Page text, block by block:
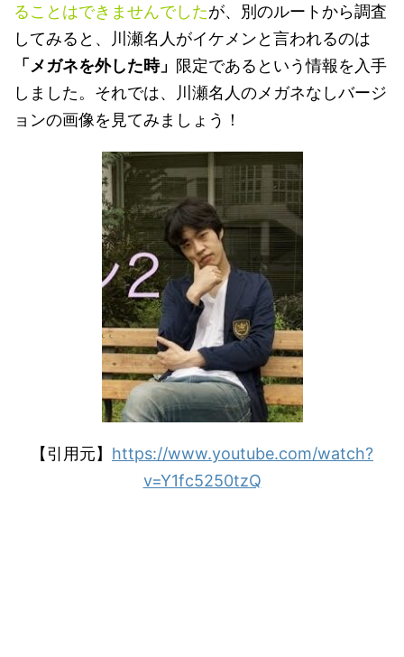
ることはできませんでしたが、別のルートから調査
してみると、川瀬名人がイケメンと言われるのは
「メガネを外した時」 限定であるという情報を入手
しました。それでは、川瀬名人のメガネなしバージ
ョンの画像を見てみましょう！
【引用元】 https://www.youtube.com/watch?
v=Y1fc5250tzQ